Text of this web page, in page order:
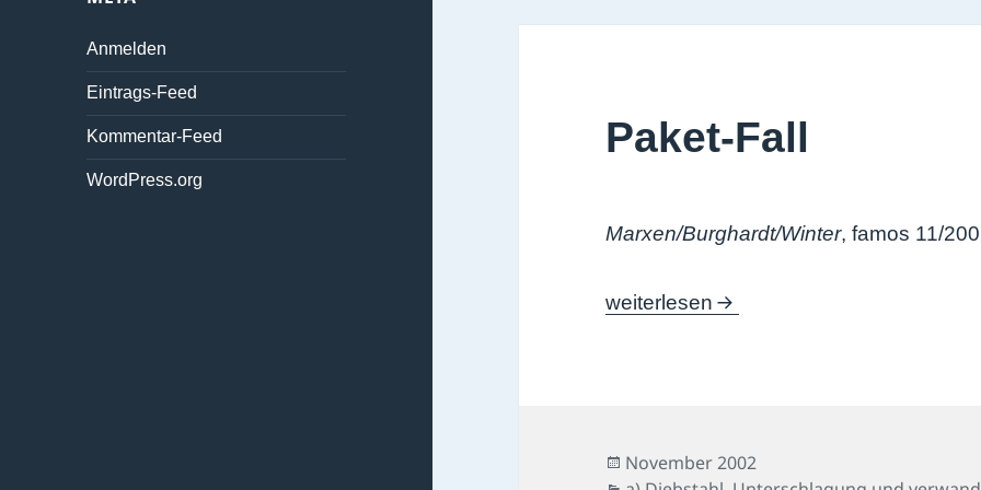
Anmelden
Eintrags-Feed
Kommentar-Feed
WordPress.org
Paket-Fall
Marxen/Burghardt/Winter, famos 11/
Paket-Fall
weiterlesen
Veröffentlicht
November 2002